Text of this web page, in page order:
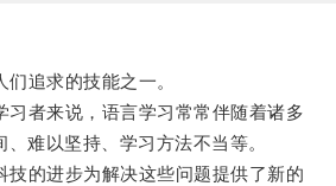
追求的技能之一。
者来说，语言学习常常伴随着诸多
难以坚持、学习方法不当等。
的进步为解决这些问题提供了新的